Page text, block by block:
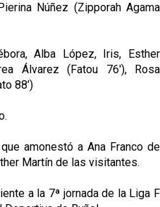
Núñez (Zipporah Agama
Alba López, Iris, Esther
Álvarez (Fatou 76'), Rosa
88’)
amonestó a Ana Franco de
Martín de las visitantes.
a la 7ª jornada de la Liga F